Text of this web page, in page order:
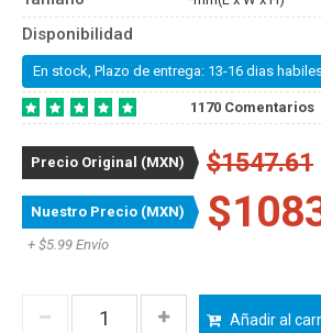
Disponibilidad
En stock, Plazo de entrega: 13-16 dias
1170 Comentarios
Precio Original (MXN) $1547.61
Nuestro Precio (MXN)
+ $5.99 Envío
Añadir al